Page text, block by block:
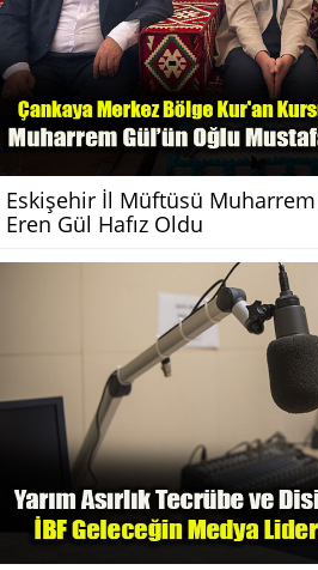
Eskişehir İl Müftüsü
Eren Gül Hafız Oldu